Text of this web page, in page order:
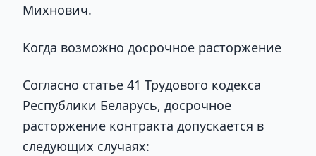
Михнович.
Когда возможно досрочное расторжение
Согласно статье 41 Трудового кодекса
Республики Беларусь, досрочное
расторжение контракта допускается в
следующих случаях: